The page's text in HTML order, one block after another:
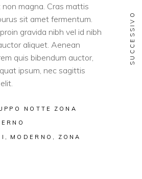
magna. Cras mattis
sit amet fermentum.
gravida nibh vel id nibh
aliquet. Aenean
quis bibendum auctor,
ipsum, nec sagittis
NOTTE
ZONA
MODERNO
ZONA
SUCCESSIVO